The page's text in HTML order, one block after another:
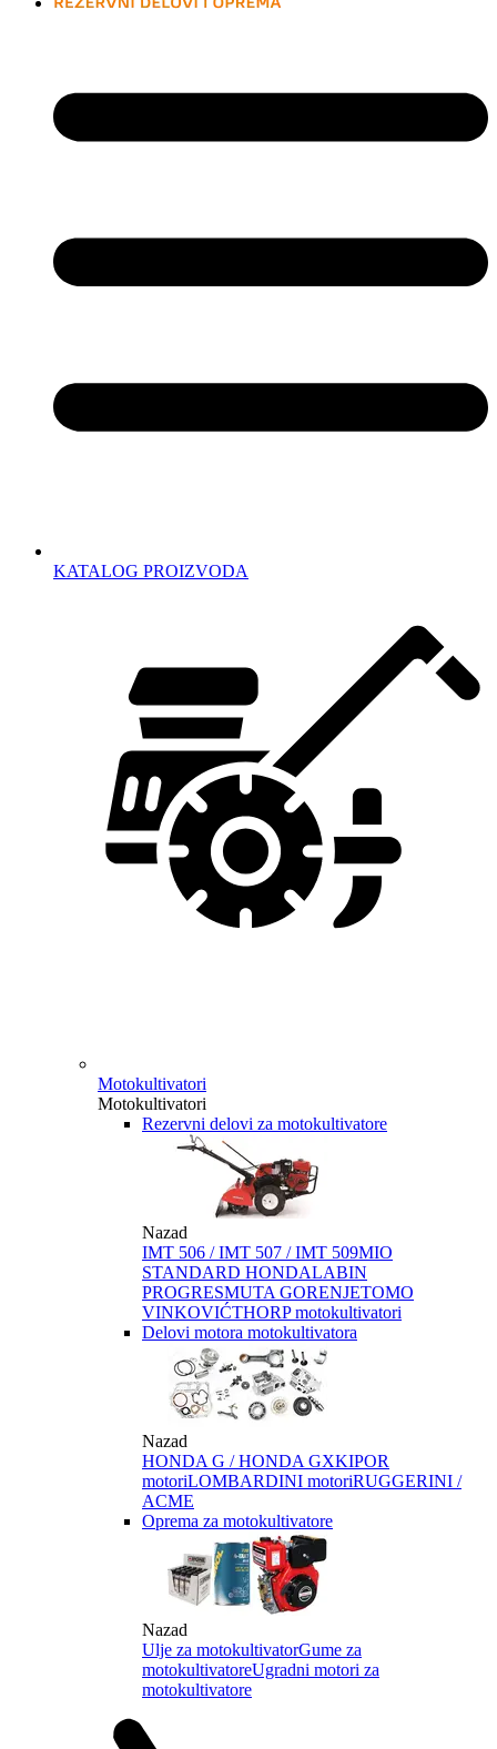
KATALOG PROIZVODA
Motokultivatori
Motokultivatori
Rezervni delovi za motokultivatore
Nazad
IMT 506 / IMT 507 / IMT 509MIO
STANDARD HONDALABIN
PROGRESMUTA GORENJETOMO
VINKOVIĆTHORP motokultivatori
Delovi motora motokultivatora
Nazad
HONDA G / HONDA GXKIPOR
motoriLOMBARDINI motoriRUGGERINI /
ACME
Oprema za motokultivatore
Nazad
Ulje za motokultivatorGume za
motokultivatoreUgradni motori za
motokultivatore